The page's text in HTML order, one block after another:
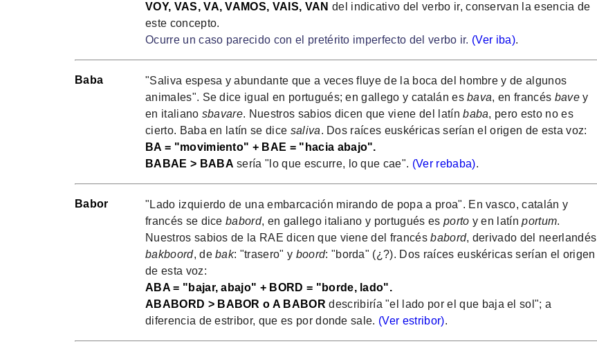
VOY, VAS, VA, VAMOS, VAIS, VAN del indicativo del verbo ir, conservan la esencia de
este concepto.
Ocurre un caso parecido con el pretérito imperfecto del verbo ir. (Ver iba).
Baba
"Saliva espesa y abundante que a veces fluye de la boca del hombre y de algunos
animales". Se dice igual en portugués; en gallego y catalán esbava, en francés bavey
en italiano sbavare. Nuestros sabios dicen que viene del latínbaba, pero esto no es
cierto. Baba en latín se dice saliva. Dos raíces euskéricas serían el origen de esta voz:
BA = "movimiento" + BAE = "hacia abajo".
BABAE > BABA sería "lo que escurre, lo que cae". (Ver rebaba).
Babor
"Lado izquierdo de una embarcación mirando de popa a proa". En vasco, catalán y
francés se dicebabord, en gallego italiano y portugués es porto y en latínportum.
Nuestros sabios de la RAE dicen que viene del francésbabord, derivado del neerlandés
bakboord, debak: "trasero" y boord: "borda" (¿?). Dos raíces euskéricas serían el origen
de esta voz:
ABA = "bajar, abajo" + BORD = "borde, lado".
ABABORD > BABOR o A BABOR describiría "el lado por el que baja el sol"; a
diferencia de estribor, que es por donde sale. (Ver estribor).